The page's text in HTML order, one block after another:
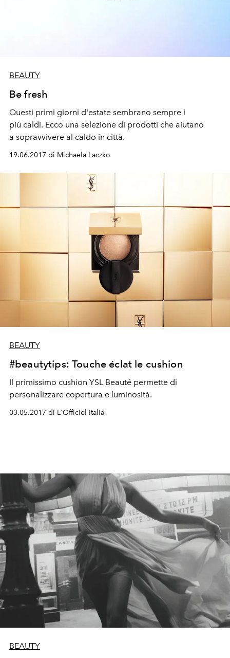
BEAUTY
Be fresh
Questi primi giorni d'estate sembrano sempre i
più caldi. Ecco una selezione di prodotti che aiutano
a sopravvivere al caldo in città.
19.06.2017 di Michaela Laczko
BEAUTY
#beautytips: Touche éclat le cushion
Il primissimo cushion YSL Beauté permette di
personalizzare copertura e luminosità.
03.05.2017 di L'Officiel Italia
BEAUTY